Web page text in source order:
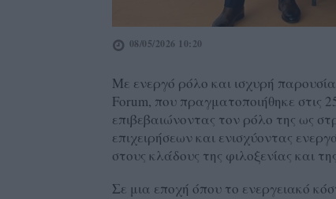
08/05/2026 10:20
Με ενεργό ρόλο και ισχυρή
Forum, που πραγματοποιήθηκε
επιβεβαιώνοντας τον ρόλο της ως
επιχειρήσεων και ενισχύοντας
στους κλάδους της φιλοξενίας και
Σε μια εποχή όπου το ενεργειακό